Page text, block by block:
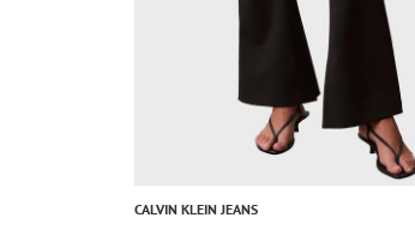
CALVIN KLEIN JEANS